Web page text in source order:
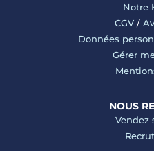
Notre
CGV/
Données
Gérer
NOUS
Vendez